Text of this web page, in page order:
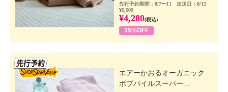
先行予約期間：8/7〜11 放送日：8/12
¥6,600
¥4,280(税込)
35%OFF
エアーかおるオーガニック
ボブパイルスーパー...